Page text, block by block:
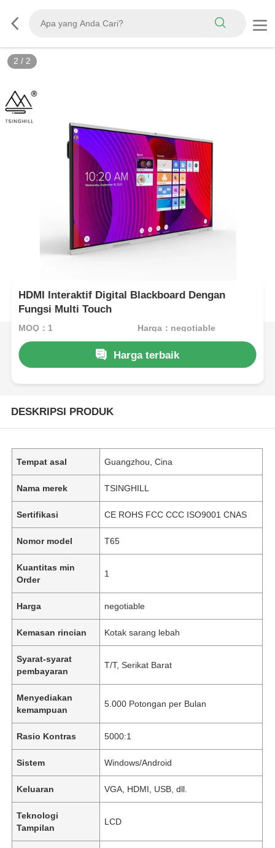
2 / 2
HDMI Interaktif Digital Blackboard Dengan
Fungsi Multi Touch
MOQ：1 Harga：negotiable
Harga terbaik
DESKRIPSI PRODUK
Tempat asal Guangzhou, Cina
Nama merek TSINGHILL
Sertifikasi CE ROHS FCC CCC ISO9001 CNAS
Nomor model T65
Kuantitas min
Order
1
Harga negotiable
Kemasan rincian Kotak sarang lebah
Syarat-syarat
pembayaran
T/T, Serikat Barat
Menyediakan
kemampuan
5.000 Potongan per Bulan
Rasio Kontras 5000:1
Sistem Windows/Android
Keluaran VGA, HDMI, USB, dll.
Teknologi
Tampilan
LCD